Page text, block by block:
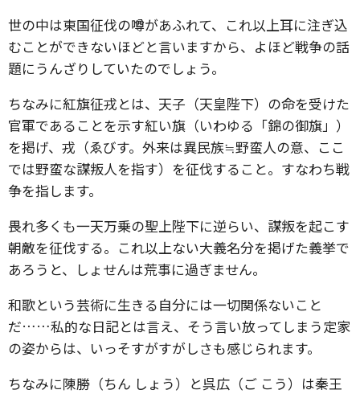
世の中は東国征伐の噂があふれて、これ以上耳に注ぎ込
むことができないほどと言いますから、よほど戦争の話
題にうんざりしていたのでしょう。
ちなみに紅旗征戎とは、天子（天皇陛下）の命を受けた
官軍であることを示す紅い旗（いわゆる「錦の御旗」）
を掲げ、戎（ゑびす。外来は異民族≒野蛮人の意、ここ
では野蛮な謀叛人を指す）を征伐すること。すなわち戦
争を指します。
畏れ多くも一天万乗の聖上陛下に逆らい、謀叛を起こす
朝敵を征伐する。これ以上ない大義名分を掲げた義挙で
あろうと、しょせんは荒事に過ぎません。
和歌という芸術に生きる自分には一切関係ないこと
だ……私的な日記とは言え、そう言い放ってしまう定家
の姿からは、いっそすがすがしさも感じられます。
ちなみに陳勝（ちん しょう）と呉広（ご こう）は秦王